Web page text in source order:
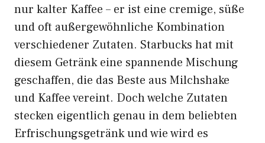
nur kalter Kaffee – er ist eine cremige, süße
und oft außergewöhnliche Kombination
verschiedener Zutaten. Starbucks hat mit
diesem Getränk eine spannende Mischung
geschaffen, die das Beste aus Milchshake
und Kaffee vereint. Doch welche Zutaten
stecken eigentlich genau in dem beliebten
Erfrischungsgetränk und wie wird es